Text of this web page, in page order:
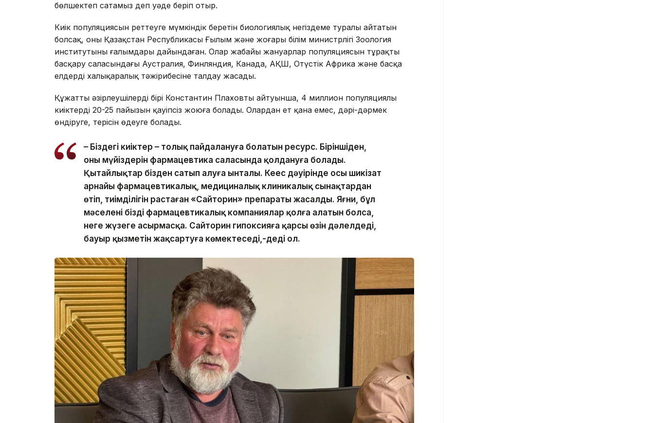
бөлшектеп сатамыз деп уәде беріп отыр.
Киік популяциясын реттеуге мүмкіндік беретін биологиялық негіздеме туралы айтатын
болсақ, оны Қазақстан Республикасы Ғылым жəне жоғары білім министрлігі Зоология
институтының ғалымдары дайындаған. Олар жабайы жануарлар популяциясын тұрақты
басқару саласындағы Аустралия, Финляндия, Канада, АҚШ, Оңтүстік Африка және басқа
елдердің халықаралық тәжірибесіне талдау жасады.
Құжатты әзірлеушілердің бірі Константин Плаховтың айтуынша, 4 миллион популяциялы
киіктердің 20-25 пайызын қауіпсіз жоюға болады. Олардан ет қана емес, дәрі-дәрмек
өндіруге, терісін өңдеуге болады.
– Біздегі киіктер – толық пайдалануға болатын ресурс. Біріншіден,
оның мүйіздерін фармацевтика саласында қолдануға болады.
Қытайлықтар бізден сатып алуға ынталы. Кеңес дәуірінде осы шикізат
арнайы фармацевтикалық, медициналық клиникалық сынақтардан
өтіп, тиімділігін растаған «Сайторин» препараты жасалды. Яғни, бұл
мәселені біздің фармацевтикалық компаниялар қолға алатын болса,
неге жүзеге асырмасқа. Сайторин гипоксияға қарсы өзін дәлелдеді,
бауыр қызметін жақсартуға көмектеседі,-деді ол.